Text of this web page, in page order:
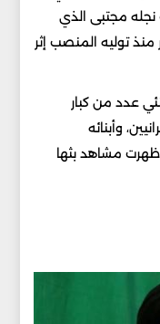
نجله مجتبى الذي
منذ توليه المنصب إثر
عدد من كبار
وأبنائه
مشاهد بثها